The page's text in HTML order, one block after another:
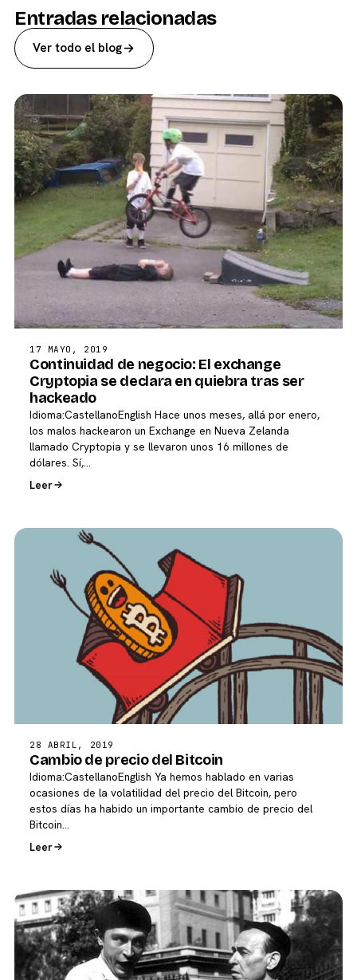
Entradas relacionadas
Ver todo el blog
17 MAYO, 2019
Continuidad de negocio: El exchange
Cryptopia se declara en quiebra tras ser
hackeado
Idioma:CastellanoEnglish Hace unos meses, allá por enero,
los malos hackearon un Exchange en Nueva Zelanda
llamado Cryptopia y se llevaron unos 16 millones de
dólares. Sí,…
Leer
28 ABRIL, 2019
Cambio de precio del Bitcoin
Idioma:CastellanoEnglish Ya hemos hablado en varias
ocasiones de la volatilidad del precio del Bitcoin, pero
estos días ha habido un importante cambio de precio del
Bitcoin…
Leer